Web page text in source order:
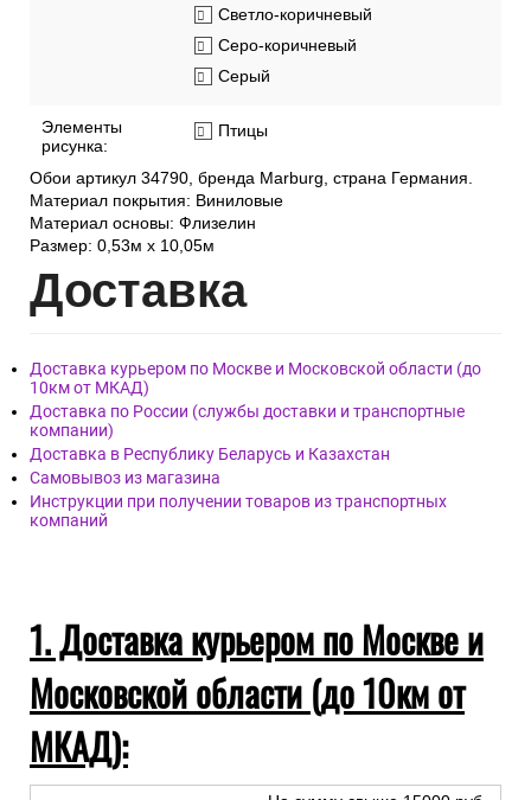
Светло-коричневый
Серо-коричневый
Серый
Элементы
рисунка:
Птицы
Обои артикул 34790, бренда Marburg, страна Германия.
Материал покрытия: Виниловые
Материал основы: Флизелин
Размер: 0,53м х 10,05м
Доставка
Доставка курьером по Москве и Московской области (до
10км от МКАД)
Доставка по России (службы доставки и транспортные
компании)
Доставка в Республику Беларусь и Казахстан
Самовывоз из магазина
Инструкции при получении товаров из транспортных
компаний
1. Доставка курьером по Москве и
Московской области (до 10км от
МКАД):